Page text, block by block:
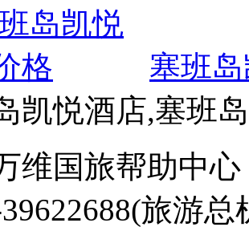
塞班
凯悦酒店,塞班
维国旅帮助中心
旅游总